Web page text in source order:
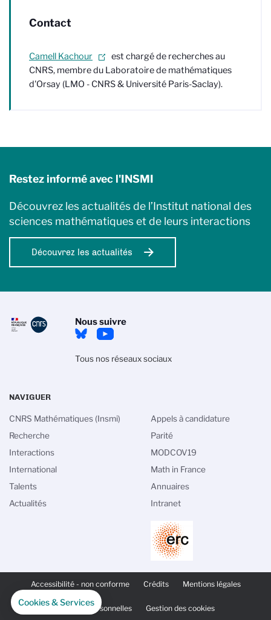
Contact
Camell Kachour
est chargé de recherches au
CNRS, membre du Laboratoire de mathématiques
d'Orsay (LMO - CNRS & Université Paris-Saclay).
Restez informé avec l'INSMI
Découvrez les actualités de l’Institut national des
sciences mathématiques et de leurs interactions
Découvrez les actualités
Nous suivre
Tous nos réseaux sociaux
PIED
PAGE
SECONDAIRE
Accessibilité - non conforme Crédits Mentions légales
Données personnelles Gestion des cookies
NAVIGUER
CNRS Mathématiques (Insmi)
Recherche
Interactions
International
Talents
Actualités
Appels à candidature
Parité
MODCOV19
Math in France
Annuaires
Intranet
Cookies & Services